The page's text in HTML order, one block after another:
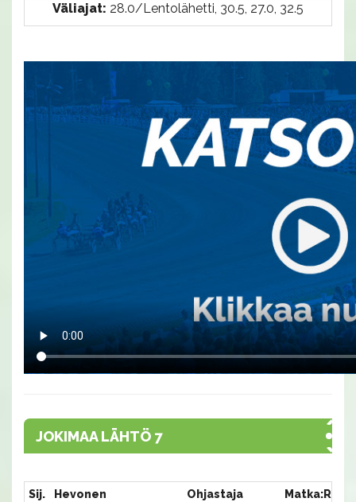
Väliajat: 28.0/Lentolähetti, 30.5, 27.0, 32.5
JOKIMAA LÄHTÖ 7
Sij. Hevonen Ohjastaja
Matka:Rata